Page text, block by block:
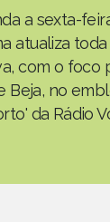
a sexta-
atualiza
com o foco
Beja, no
da Rádio